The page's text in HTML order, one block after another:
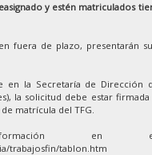
y estén matriculados
fuera de plazo, presentarán
en la Secretaría de Dirección
la solicitud debe estar
matrícula del TFG.
en
trabajosfin/tablon.htm